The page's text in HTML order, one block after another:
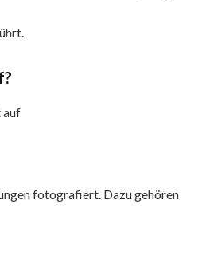
auf
fotografiert. Dazu gehören